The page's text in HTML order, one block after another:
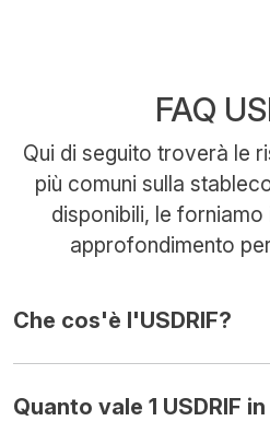
FAQ
Qui di seguito troverà le
più comuni sulla
disponibili, le
approfondimento
Che cos'è l'USDRIF?
Quanto vale 1 USDRIF in